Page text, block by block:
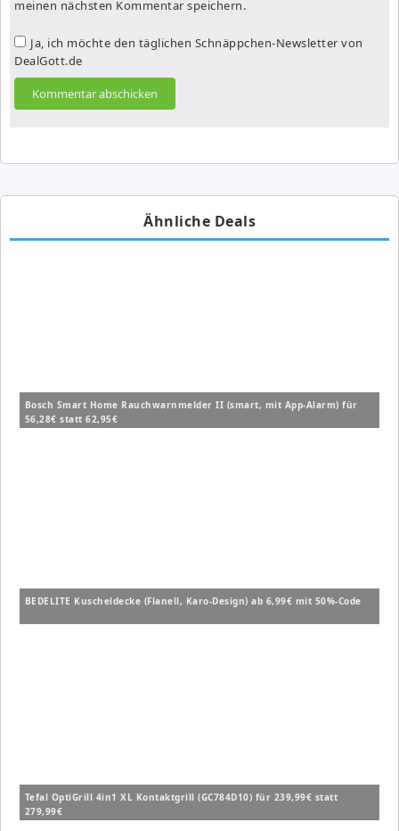
meinen nächsten Kommentar speichern.
Ja, ich möchte den täglichen Schnäppchen-Newsletter von
DealGott.de
Ähnliche Deals
Bosch Smart Home Rauchwarnmelder II (smart, mit App-Alarm) für
56,28€ statt 62,95€
BEDELITE Kuscheldecke (Flanell, Karo-Design) ab 6,99€ mit 50%-Code
Tefal OptiGrill 4in1 XL Kontaktgrill (GC784D10) für 239,99€ statt
279,99€